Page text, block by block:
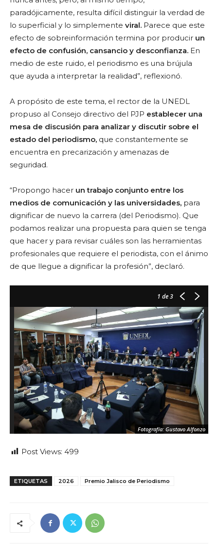
paradójicamente, resulta difícil distinguir la verdad de
lo superficial y lo simplemente viral. Parece que este
efecto de sobreinformación termina por producir un
efecto de confusión, cansancio y desconfianza. En
medio de este ruido, el periodismo es una brújula
que ayuda a interpretar la realidad”, reflexionó.
A propósito de este tema, el rector de la UNEDL
propuso al Consejo directivo del PJP establecer una
mesa de discusión para analizar y discutir sobre el
estado del periodismo, que constantemente se
encuentra en precarización y amenazas de
seguridad.
“Propongo hacer un trabajo conjunto entre los
medios de comunicación y las universidades, para
dignificar de nuevo la carrera (del Periodismo). Que
podamos realizar una propuesta para quien se tenga
que hacer y para revisar cuáles son las herramientas
profesionales que requiere el periodista, con el ánimo
de que llegue a dignificar la profesión”, declaró.
1 de 3
Fotografía: Gustavo Alfonzo
Post Views: 499
ETIQUETAS 2026 Premio Jalisco de Periodismo